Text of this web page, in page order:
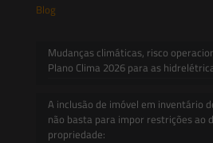
Blog
Mudanças climáticas, risco
Plano Clima 2026 para as
A inclusão de imóvel em inventário
não basta para impor restrições ao
propriedade: